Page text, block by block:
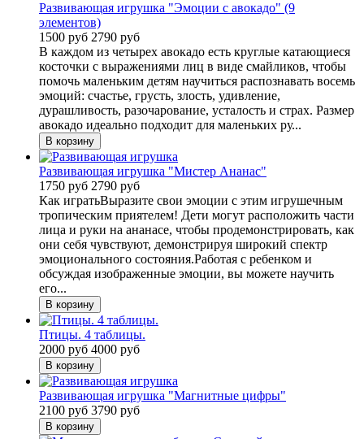
Развивающая игрушка "Эмоции с авокадо" (9
элементов)
1500 руб 2790 руб
В каждом из четырех авокадо есть круглые катающиеся
косточки с выражениями лиц в виде смайликов, чтобы
помочь маленьким детям научиться распознавать восемь
эмоций: счастье, грусть, злость, удивление,
дурашливость, разочарование, усталость и страх. Размер
авокадо идеально подходит для маленьких ру...
Развивающая игрушка "Мистер Ананас"
1750 руб 2790 руб
Как игратьВыразите свои эмоции с этим игрушечным
тропическим приятелем! Дети могут расположить части
лица и руки на ананасе, чтобы продемонстрировать, как
они себя чувствуют, демонстрируя широкий спектр
эмоционального состояния.Работая с ребенком и
обсуждая изображенные эмоции, вы можете научить
его...
Птицы. 4 таблицы.
2000 руб 4000 руб
Развивающая игрушка "Магнитные цифры"
2100 руб 3790 руб